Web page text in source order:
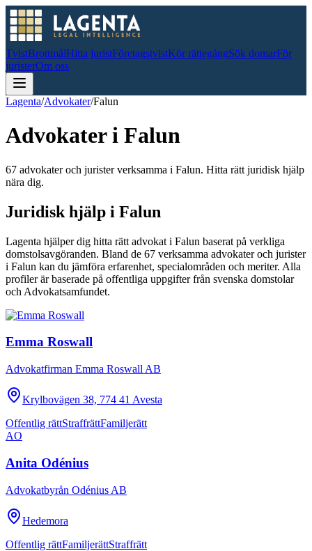
TvistBrottmålHitta juristFöretagstvistKör rättegångSök domarFör
juristerOm oss
Lagenta/Advokater/Falun
Advokater i Falun
67 advokater och jurister verksamma i Falun. Hitta rätt juridisk hjälp
nära dig.
Juridisk hjälp i Falun
Lagenta hjälper dig hitta rätt advokat i Falun baserat på verkliga
domstolsavgöranden. Bland de 67 verksamma advokater och jurister
i Falun kan du jämföra erfarenhet, specialområden och meriter. Alla
profiler är baserade på offentliga uppgifter från svenska domstolar
och Advokatsamfundet.
Emma Roswall
Advokatfirman Emma Roswall AB
Krylbovägen 38, 774 41 Avesta
Offentlig rättStraffrättFamiljerätt
AO
Anita Odénius
Advokatbyrån Odénius AB
Hedemora
Offentlig rättFamiljerättStraffrätt